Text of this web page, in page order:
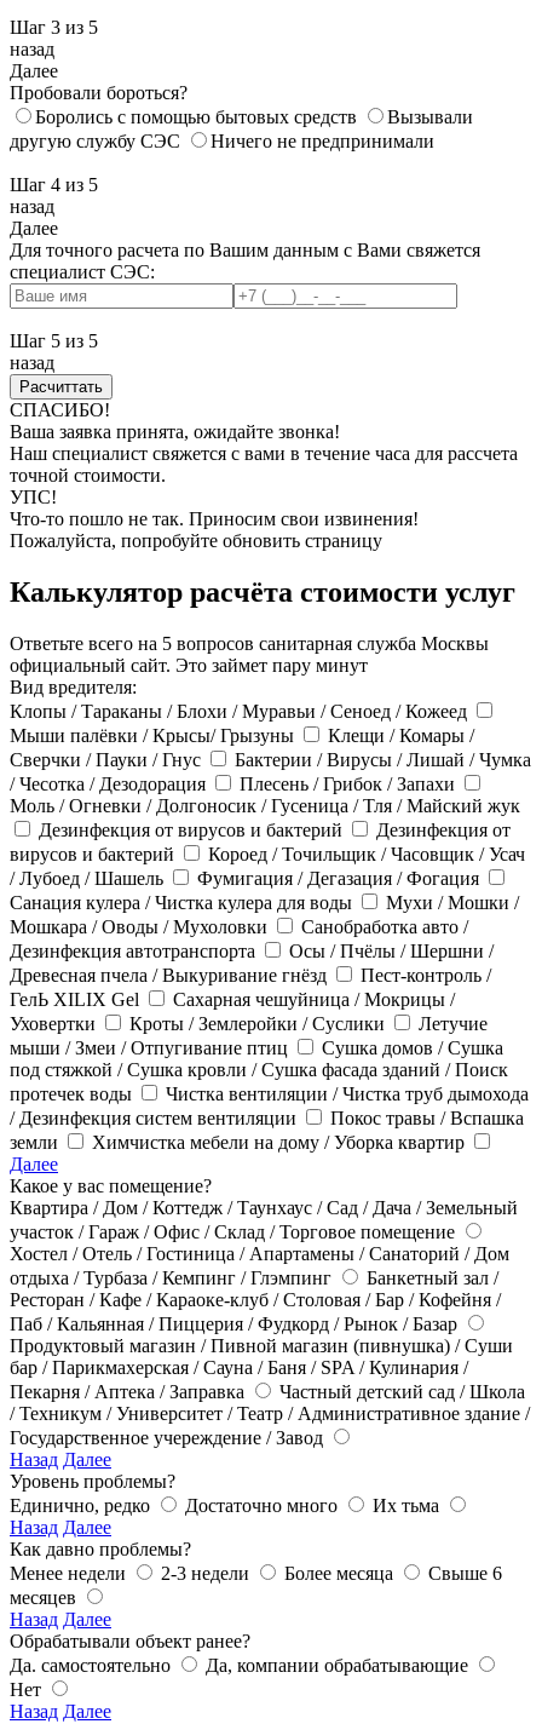
Шаг 3 из 5
назад
Далее
Пробовали бороться?
Боролись с помощью бытовых средств
Вызывали
другую службу СЭС
Ничего не предпринимали
Шаг 4 из 5
назад
Далее
Для точного расчета по Вашим данным с Вами свяжется
специалист СЭС:
Шаг 5 из 5
назад
СПАСИБО!
Ваша заявка принята, ожидайте звонка!
Наш специалист свяжется с вами в течение часа для рассчета
точной стоимости.
УПС!
Что-то пошло не так. Приносим свои извинения!
Пожалуйста, попробуйте обновить страницу
Калькулятор расчёта стоимости услуг
Ответьте всего на 5 вопросов санитарная служба Москвы
официальный сайт. Это займет пару минут
Вид вредителя:
Клопы / Тараканы / Блохи / Муравьи / Сеноед / Кожеед
Мыши палёвки / Крысы/ Грызуны
Клещи / Комары /
Сверчки / Пауки / Гнус
Бактерии / Вирусы / Лишай / Чумка
/ Чесотка / Дезодорация
Плесень / Грибок / Запахи
Моль / Огневки / Долгоносик / Гусеница / Тля / Майский жук
Дезинфекция от вирусов и бактерий
Дезинфекция от
вирусов и бактерий
Короед / Точильщик / Часовщик / Усач
/ Лубоед / Шашель
Фумигация / Дегазация / Фогация
Санация кулера / Чистка кулера для воды
Мухи / Мошки /
Мошкара / Оводы / Мухоловки
Санобработка авто /
Дезинфекция автотранспорта
Осы / Пчёлы / Шершни /
Древесная пчела / Выкуривание гнёзд
Пест-контроль /
ГелЬ XILIX Gel
Сахарная чешуйница / Мокрицы /
Уховертки
Кроты / Землеройки / Суслики
Летучие
мыши / Змеи / Отпугивание птиц
Сушка домов / Сушка
под стяжкой / Сушка кровли / Сушка фасада зданий / Поиск
протечек воды
Чистка вентиляции / Чистка труб дымохода
/ Дезинфекция систем вентиляции
Покос травы / Вспашка
земли
Химчистка мебели на дому / Уборка квартир
Далее
Какое у вас помещение?
Квартира / Дом / Коттедж / Таунхаус / Сад / Дача / Земельный
участок / Гараж / Офис / Склад / Торговое помещение
Хостел / Отель / Гостиница / Апартамены / Санаторий / Дом
отдыха / Турбаза / Кемпинг / Глэмпинг
Банкетный зал /
Ресторан / Кафе / Караоке-клуб / Столовая / Бар / Кофейня /
Паб / Кальянная / Пиццерия / Фудкорд / Рынок / Базар
Продуктовый магазин / Пивной магазин (пивнушка) / Суши
бар / Парикмахерская / Сауна / Баня / SPA / Кулинария /
Пекарня / Аптека / Заправка
Частный детский сад / Школа
/ Техникум / Университет / Театр / Административное здание /
Государственное учереждение / Завод
Назад Далее
Уровень проблемы?
Единично, редко
Достаточно много
Их тьма
Назад Далее
Как давно проблемы?
Менее недели
2-3 недели Более месяца
Свыше 6
месяцев
Назад Далее
Обрабатывали объект ранее?
Да. самостоятельно
Да, компании обрабатывающие
Нет
Назад Далее